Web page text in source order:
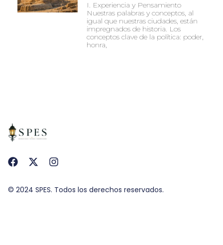
I. Experiencia y Pensamiento
Nuestras palabras y conceptos, al
igual que nuestras ciudades, están
impregnados de historia. Los
conceptos clave de la política: poder,
honra,
© 2024 SPES. Todos los derechos reservados.